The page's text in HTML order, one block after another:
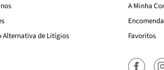
Alternativa de Litígios
A Minha
Favoritos